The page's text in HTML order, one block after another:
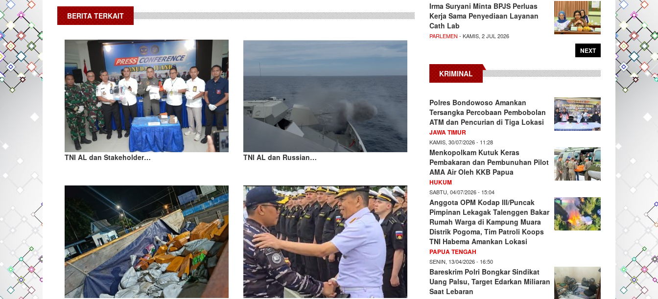
BERITA TERKAIT
TNI AL dan Stakeholder… TNI AL dan Russian…
Irma Suryani Minta BPJS Perluas
Kerja Sama Penyediaan Layanan
Cath Lab
PARLEMEN - KAMIS, 2 JUL 2026
NEXT
KRIMINAL
Polres Bondowoso Amankan
Tersangka Percobaan Pembobolan
ATM dan Pencurian di Tiga Lokasi
JAWA TIMUR
KAMIS, 30/07/2026 - 11:28
Menkopolkam Kutuk Keras
Pembakaran dan Pembunuhan Pilot
AMA Air Oleh KKB Papua
HUKUM
SABTU, 04/07/2026 - 15:04
Anggota OPM Kodap III/Puncak
Pimpinan Lekagak Talenggen Bakar
Rumah Warga di Kampung Muara
Distrik Pogoma, Tim Patroli Koops
TNI Habema Amankan Lokasi
PAPUA TENGAH
SENIN, 13/04/2026 - 16:50
Bareskrim Polri Bongkar Sindikat
Uang Palsu, Target Edarkan Miliaran
Saat Lebaran